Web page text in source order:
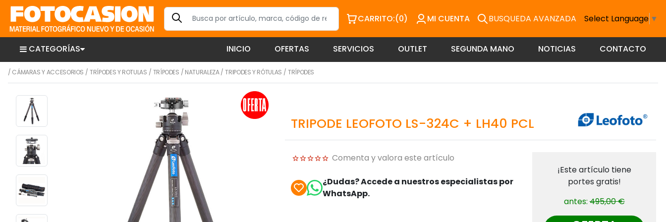
CARRITO:(0) MI CUENTA BUSQUEDA AVANZADA Select Language ▼
CATEGORÍAS INICIO OFERTAS SERVICIOS OUTLET SEGUNDA MANO NOTICIAS CONTACTO
/ CÁMARAS Y ACCESORIOS /TRÍPODES Y ROTULAS / TRÍPODES / NATURALEZA/TRIPODES Y RÓTULAS / TRÍPODES
TRIPODE LEOFOTO LS-324C + LH40 PCL
Comenta y valora este artículo
¿Dudas? Accede a nuestros especialistas por
WhatsApp.
¡Este artículo tiene
portes gratis!
antes:495,00 €